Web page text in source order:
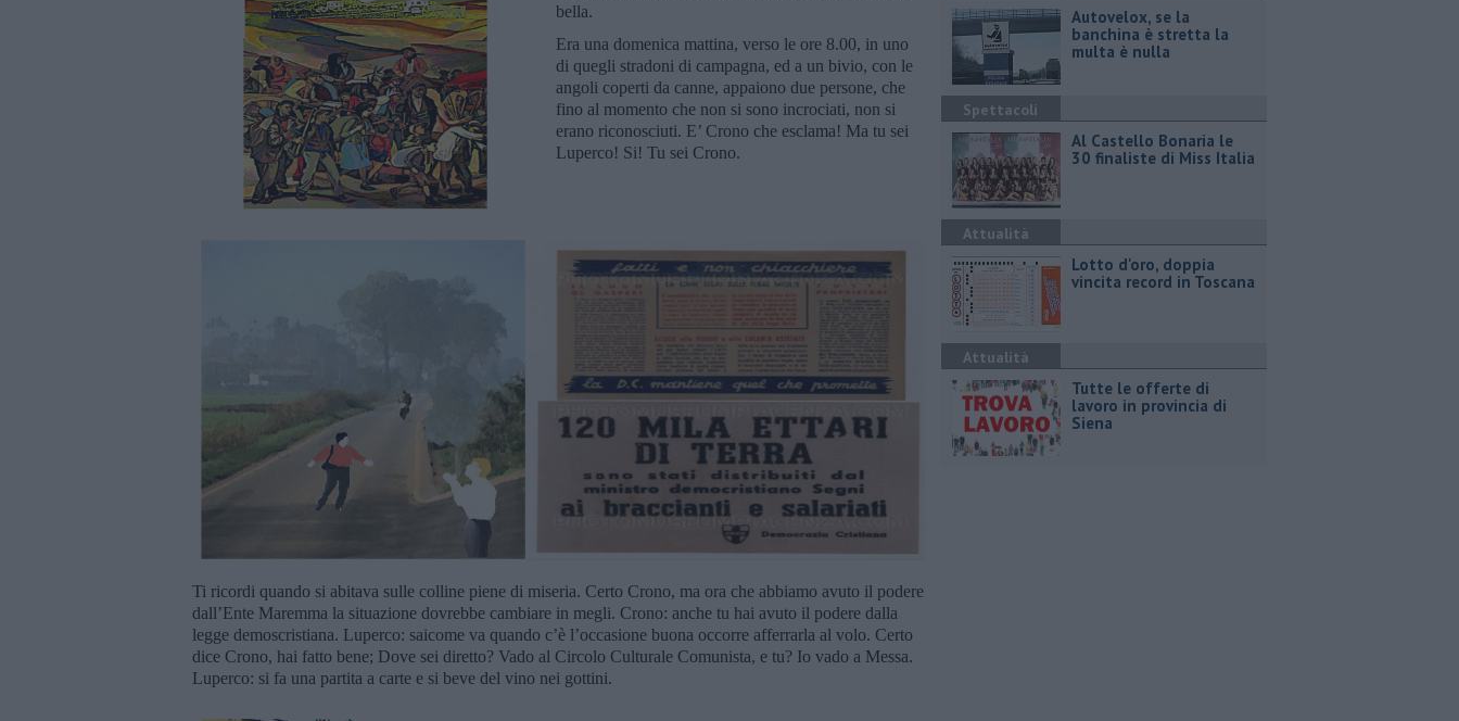
bella.
Era una domenica mattina, verso le ore 8.00, in uno
di quegli stradoni di campagna, ed a un bivio, con le
angoli coperti da canne, appaiono due persone, che
fino al momento che non si sono incrociati, non si
erano riconosciuti. E’ Crono che esclama! Ma tu sei
Luperco! Si! Tu sei Crono.
Ti ricordi quando si abitava sulle colline piene di miseria. Certo Crono, ma ora che abbiamo avuto il podere
dall’Ente Maremma la situazione dovrebbe cambiare in megli. Crono: anche tu hai avuto il podere dalla
legge demoscristiana. Luperco: saicome va quando c’è l’occasione buona occorre afferrarla al volo. Certo
dice Crono, hai fatto bene; Dove sei diretto? Vado al Circolo Culturale Comunista, e tu? Io vado a Messa.
Luperco: si fa una partita a carte e si beve del vino nei gottini.
Autovelox, se la
banchina è stretta la
multa è nulla
Spettacoli
Al Castello Bonaria le
30 finaliste di Miss Italia
Attualità
Lotto d'oro, doppia
vincita record in Toscana
Attualità
​Tutte le offerte di
lavoro in provincia di
Siena